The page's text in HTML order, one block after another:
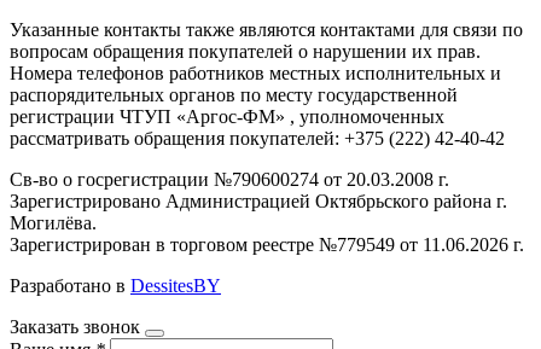
Указанные контакты также являются контактами для связи по
вопросам обращения покупателей о нарушении их прав.
Номера телефонов работников местных исполнительных и
распорядительных органов по месту государственной
регистрации ЧТУП «Аргос-ФМ» , уполномоченных
рассматривать обращения покупателей: +375 (222) 42-40-42
Св-во о госрегистрации №790600274 от 20.03.2008 г.
Зарегистрировано Администрацией Октябрьского района г.
Могилёва.
Зарегистрирован в торговом реестре №779549 от 11.06.2026 г.
Разработано в DessitesBY
Заказать звонок